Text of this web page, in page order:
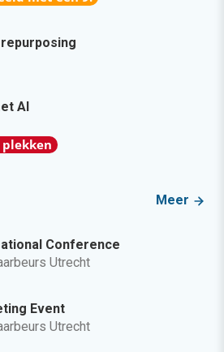
AI
Meer
Conference
Utrecht
Event
Utrecht